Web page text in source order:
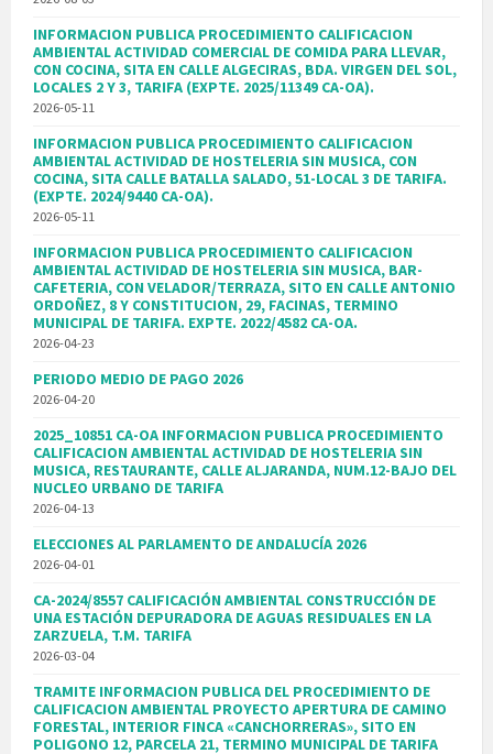
INFORMACION PUBLICA PROCEDIMIENTO CALIFICACION
AMBIENTAL ACTIVIDAD COMERCIAL DE COMIDA PARA LLEVAR,
CON COCINA, SITA EN CALLE ALGECIRAS, BDA. VIRGEN DEL SOL,
LOCALES 2 Y 3, TARIFA (EXPTE. 2025/11349 CA-OA).
2026-05-11
INFORMACION PUBLICA PROCEDIMIENTO CALIFICACION
AMBIENTAL ACTIVIDAD DE HOSTELERIA SIN MUSICA, CON
COCINA, SITA CALLE BATALLA SALADO, 51-LOCAL 3 DE TARIFA.
(EXPTE. 2024/9440 CA-OA).
2026-05-11
INFORMACION PUBLICA PROCEDIMIENTO CALIFICACION
AMBIENTAL ACTIVIDAD DE HOSTELERIA SIN MUSICA, BAR-
CAFETERIA, CON VELADOR/TERRAZA, SITO EN CALLE ANTONIO
ORDOÑEZ, 8 Y CONSTITUCION, 29, FACINAS, TERMINO
MUNICIPAL DE TARIFA. EXPTE. 2022/4582 CA-OA.
2026-04-23
PERIODO MEDIO DE PAGO 2026
2026-04-20
2025_10851 CA-OA INFORMACION PUBLICA PROCEDIMIENTO
CALIFICACION AMBIENTAL ACTIVIDAD DE HOSTELERIA SIN
MUSICA, RESTAURANTE, CALLE ALJARANDA, NUM.12-BAJO DEL
NUCLEO URBANO DE TARIFA
2026-04-13
ELECCIONES AL PARLAMENTO DE ANDALUCÍA 2026
2026-04-01
CA-2024/8557 CALIFICACIÓN AMBIENTAL CONSTRUCCIÓN DE
UNA ESTACIÓN DEPURADORA DE AGUAS RESIDUALES EN LA
ZARZUELA, T.M. TARIFA
2026-03-04
TRAMITE INFORMACION PUBLICA DEL PROCEDIMIENTO DE
CALIFICACION AMBIENTAL PROYECTO APERTURA DE CAMINO
FORESTAL, INTERIOR FINCA «CANCHORRERAS», SITO EN
POLIGONO 12, PARCELA 21, TERMINO MUNICIPAL DE TARIFA